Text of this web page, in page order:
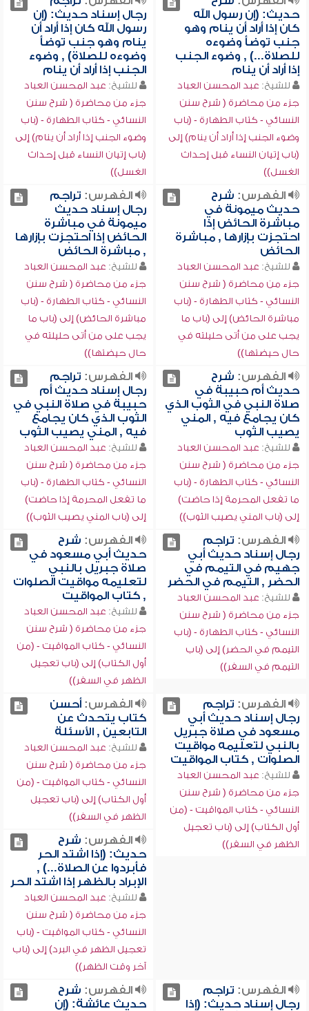
حديث: (إن رسول الله
كان إذا أراد أن ينام وهو
جنب توضأ وضوءه
للصلاة...) , وضوء الجنب
إذا أراد أن ينام
للشيخ: عبد المحسن العباد
جزء من محاضرة ( شرح سنن
النسائي - كتاب الطهارة - (باب
وضوء الجنب إذا أراد أن ينام) إلى
(باب إتيان النساء قبل إحداث
الغسل))
رجال إسناد حديث: (إن
رسول الله كان إذا أراد أن
ينام وهو جنب توضأ
وضوءه للصلاة) , وضوء
الجنب إذا أراد أن ينام
للشيخ: عبد المحسن العباد
جزء من محاضرة ( شرح سنن
النسائي - كتاب الطهارة - (باب
وضوء الجنب إذا أراد أن ينام) إلى
(باب إتيان النساء قبل إحداث
الغسل))
الفهرس: شرح
حديث ميمونة في
مباشرة الحائض إذا
احتجزت بإزارها , مباشرة
الحائض
للشيخ: عبد المحسن العباد
جزء من محاضرة ( شرح سنن
النسائي - كتاب الطهارة - (باب
مباشرة الحائض) إلى (باب ما
يجب على من أتى حليلته في
حال حيضتها))
الفهرس: تراجم
رجال إسناد حديث
ميمونة في مباشرة
الحائض إذا احتجزت بإزارها
, مباشرة الحائض
للشيخ: عبد المحسن العباد
جزء من محاضرة ( شرح سنن
النسائي - كتاب الطهارة - (باب
مباشرة الحائض) إلى (باب ما
يجب على من أتى حليلته في
حال حيضتها))
الفهرس: شرح
حديث أم حبيبة في
صلاة النبي في الثوب الذي
كان يجامع فيه , المني
يصيب الثوب
للشيخ: عبد المحسن العباد
جزء من محاضرة ( شرح سنن
النسائي - كتاب الطهارة - (باب
ما تفعل المحرمة إذا حاضت)
إلى (باب المني يصيب الثوب))
الفهرس: تراجم
رجال إسناد حديث أم
حبيبة في صلاة النبي في
الثوب الذي كان يجامع
فيه , المني يصيب الثوب
للشيخ: عبد المحسن العباد
جزء من محاضرة ( شرح سنن
النسائي - كتاب الطهارة - (باب
ما تفعل المحرمة إذا حاضت)
إلى (باب المني يصيب الثوب))
الفهرس: تراجم
رجال إسناد حديث أبي
جهيم في التيمم في
الحضر , التيمم في الحضر
للشيخ: عبد المحسن العباد
جزء من محاضرة ( شرح سنن
النسائي - كتاب الطهارة - (باب
التيمم في الحضر) إلى (باب
التيمم في السفر))
الفهرس: شرح
حديث أبي مسعود في
صلاة جبريل بالنبي
لتعليمه مواقيت الصلوات
, كتاب المواقيت
للشيخ: عبد المحسن العباد
جزء من محاضرة ( شرح سنن
النسائي - كتاب المواقيت - (من
أول الكتاب) إلى (باب تعجيل
الظهر في السفر))
الفهرس: تراجم
رجال إسناد حديث أبي
مسعود في صلاة جبريل
بالنبي لتعليمه مواقيت
الصلوات , كتاب المواقيت
للشيخ: عبد المحسن العباد
جزء من محاضرة ( شرح سنن
النسائي - كتاب المواقيت - (من
أول الكتاب) إلى (باب تعجيل
الظهر في السفر))
الفهرس:أحسن
كتاب يتحدث عن
التابعين , الأسئلة
للشيخ: عبد المحسن العباد
جزء من محاضرة ( شرح سنن
النسائي - كتاب المواقيت - (من
أول الكتاب) إلى (باب تعجيل
الظهر في السفر))
الفهرس: شرح
حديث: (إذا اشتد الحر
فأبردوا عن الصلاة...) ,
الإبراد بالظهر إذا اشتد الحر
للشيخ: عبد المحسن العباد
جزء من محاضرة ( شرح سنن
النسائي - كتاب المواقيت - (باب
تعجيل الظهر في البرد) إلى (باب
آخر وقت الظهر))
الفهرس: تراجم
رجال إسناد حديث: (إذا
الفهرس: شرح
حديث عائشة: (إن